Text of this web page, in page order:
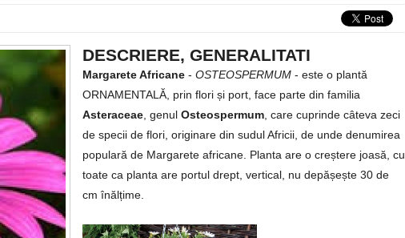
DESCRIERE, GENERALITATI
Margarete Africane - OSTEOSPERMUM - este o plantă
ORNAMENTALĂ, prin flori și port, face parte din familia
Asteraceae , genul Osteospermum , care cuprinde câteva zeci
de specii de flori, originare din sudul Africii, de unde denumirea
populară de Margarete africane. Planta are o creștere joasă, cu
toate ca planta are portul drept, vertical, nu depășește 30 de
cm înălțime.